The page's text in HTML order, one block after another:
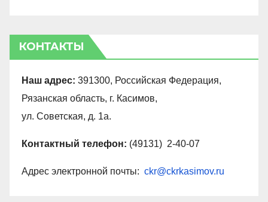
КОНТАКТЫ
Наш адрес: 391300, Российская Федерация,
Рязанская область, г. Касимов,
ул. Советская, д. 1а.
Контактный телефон: (49131) 2-40-07
Адрес электронной почты: ckr@ckrkasimov.ru